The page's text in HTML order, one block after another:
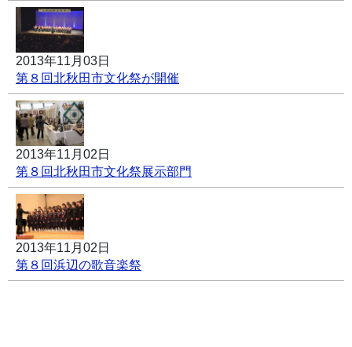
2013年11月03日
第８回北秋田市文化祭が開催
2013年11月02日
第８回北秋田市文化祭展示部門
2013年11月02日
第８回浜辺の歌音楽祭